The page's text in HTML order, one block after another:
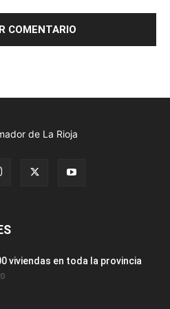
viviendas en toda la provincia